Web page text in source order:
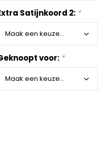
Satijnkoord 2: *
voor: *